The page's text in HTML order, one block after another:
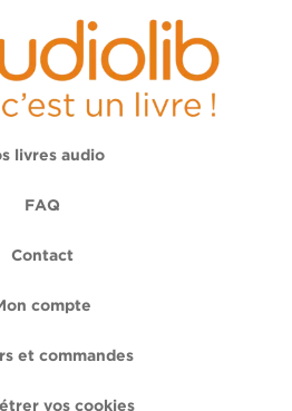
livres audio
FAQ
Contact
compte
et commandes
vos cookies